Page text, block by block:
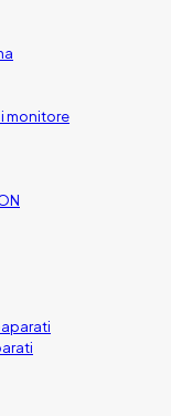
monitore